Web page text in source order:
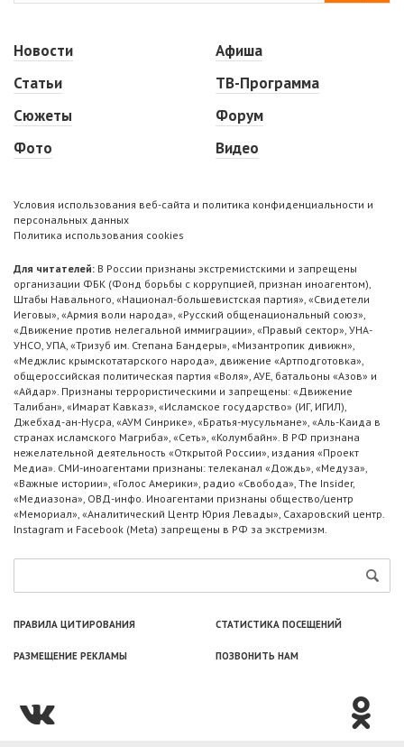
Новости
Статьи
Сюжеты
Фото
Афиша
ТВ-Программа
Форум
Видео
Условия использования веб-сайта и политика конфиденциальности и
персональных данных
Политика использования cookies
Для читателей: В России признаны экстремистскими и запрещены
организации ФБК (Фонд борьбы с коррупцией, признан иноагентом),
Штабы Навального, «Национал-большевистская партия», «Свидетели
Иеговы», «Армия воли народа», «Русский общенациональный союз»,
«Движение против нелегальной иммиграции», «Правый сектор», УНА-
УНСО, УПА, «Тризуб им. Степана Бандеры», «Мизантропик дивижн»,
«Меджлис крымскотатарского народа», движение «Артподготовка»,
общероссийская политическая партия «Воля», АУЕ, батальоны «Азов» и
«Айдар». Признаны террористическими и запрещены: «Движение
Талибан», «Имарат Кавказ», «Исламское государство» (ИГ, ИГИЛ),
Джебхад-ан-Нусра, «АУМ Синрике», «Братья-мусульмане», «Аль-Каида в
странах исламского Магриба», «Сеть», «Колумбайн». В РФ признана
нежелательной деятельность «Открытой России», издания «Проект
Медиа». СМИ-иноагентами признаны: телеканал «Дождь», «Медуза»,
«Важные истории», «Голос Америки», радио «Свобода», The Insider,
«Медиазона», ОВД-инфо. Иноагентами признаны общество/центр
«Мемориал», «Аналитический Центр Юрия Левады», Сахаровский центр.
Instagram и Facebook (Metа) запрещены в РФ за экстремизм.
ПРАВИЛА ЦИТИРОВАНИЯ СТАТИСТИКА ПОСЕЩЕНИЙ
РАЗМЕЩЕНИЕ РЕКЛАМЫ ПОЗВОНИТЬ НАМ